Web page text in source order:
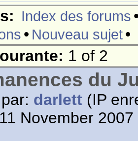
Index des forums
• Nouveau sujet•
1 of 2
du
darlett (IP
November